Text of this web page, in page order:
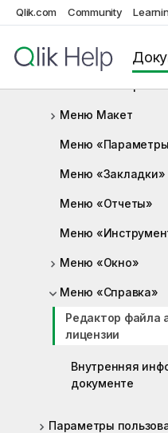
Qlik.com Community
Меню «Правка»
Меню «Вид»
Меню Макет
Меню
Меню «Закладки»
Меню «Отчеты»
Меню
Меню «Окно»
Меню «Справка»
Редактор файла
лицензии
Внутренняя
документе
Параметры